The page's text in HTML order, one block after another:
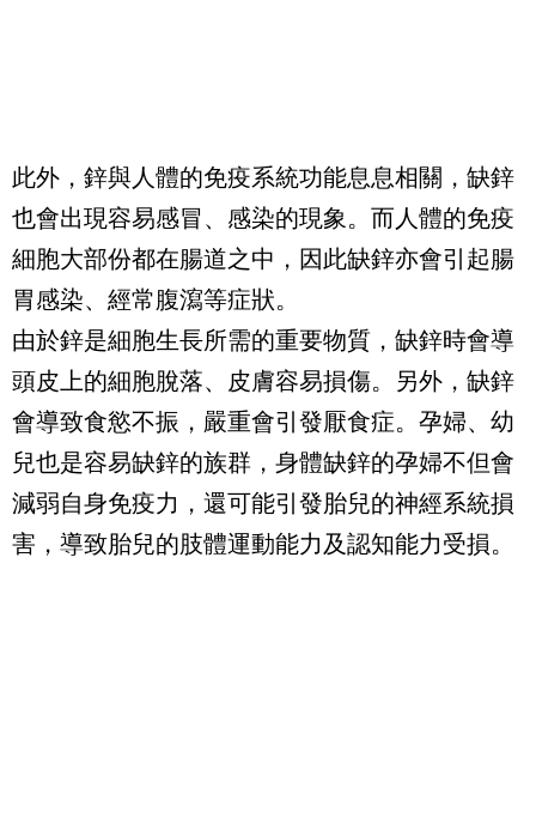
此外，鋅與人體的免疫系統功能息息相關，缺鋅
也會出現容易感冒、感染的現象。而人體的免疫
細胞大部份都在腸道之中，因此缺鋅亦會引起腸
胃感染、經常腹瀉等症狀。
由於鋅是細胞生長所需的重要物質，缺鋅時會導
頭皮上的細胞脫落、皮膚容易損傷。另外，缺鋅
會導致食慾不振，嚴重會引發厭食症。 孕婦、幼
兒也是容易缺鋅的族群，身體缺鋅的孕婦不但會
減弱自身免疫力，還可能引發胎兒的神經系統損
害，導致胎兒的肢體運動能力及認知能力受損。